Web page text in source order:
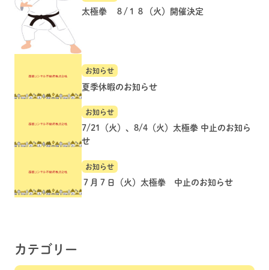
太極拳 ８/１８（火）開催決定
お知らせ
夏季休暇のお知らせ
お知らせ
7/21（火）、8/4（火）太極拳 中止のお知ら
せ
お知らせ
７月７日（火）太極拳 中止のお知らせ
カテゴリー